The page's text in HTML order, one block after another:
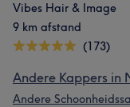
Vibes Hair & Image
9 km afstand
(173)
Andere Kappers in
Andere